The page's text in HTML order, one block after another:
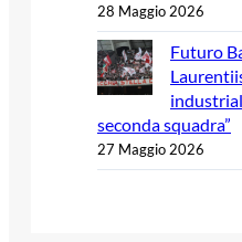
28 Maggio 2026
Futuro
seconda squadra”
27 Maggio 2026